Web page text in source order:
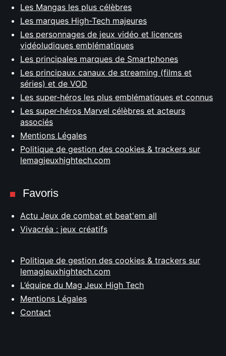
Les Mangas les plus célèbres
Les marques High-Tech majeures
Les personnages de jeux vidéo et licences
vidéoludiques emblématiques
Les principales marques de Smartphones
Les principaux canaux de streaming (films et
séries) et de VOD
Les super-héros les plus emblématiques et connus
Les super-héros Marvel célèbres et acteurs
associés
Mentions Légales
Politique de gestion des cookies & trackers sur
lemagjeuxhightech.com
Favoris
Actu Jeux de combat et beat'em all
Vivacréa : jeux créatifs
Politique de gestion des cookies & trackers sur
lemagjeuxhightech.com
L’équipe du Mag Jeux High Tech
Mentions Légales
Contact